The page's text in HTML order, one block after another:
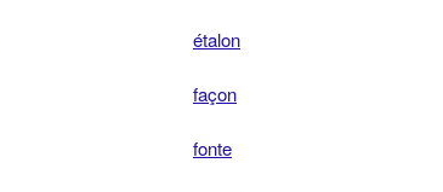
étalon
façon
fonte